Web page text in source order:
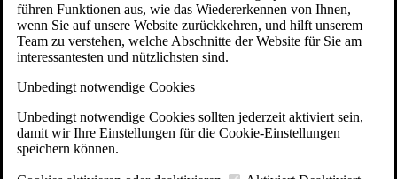
führen Funktionen aus, wie das Wiedererkennen von Ihnen,
wenn Sie auf unsere Website zurückkehren, und hilft unserem
Team zu verstehen, welche Abschnitte der Website für Sie am
interessantesten und nützlichsten sind.
Unbedingt notwendige Cookies
Unbedingt notwendige Cookies sollten jederzeit aktiviert sein,
damit wir Ihre Einstellungen für die Cookie-Einstellungen
speichern können.